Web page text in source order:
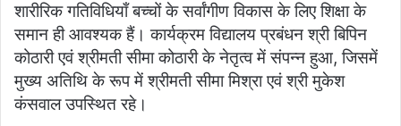
शारीरिक गतिविधियाँ बच्चों के सर्वांगीण विकास के लिए शिक्षा के
समान ही आवश्यक हैं। कार्यक्रम विद्यालय प्रबंधन श्री बिपिन
कोठारी एवं श्रीमती सीमा कोठारी के नेतृत्व में संपन्न हुआ, जिसमें
मुख्य अतिथि के रूप में श्रीमती सीमा मिश्रा एवं श्री मुकेश
कंसवाल उपस्थित रहे।